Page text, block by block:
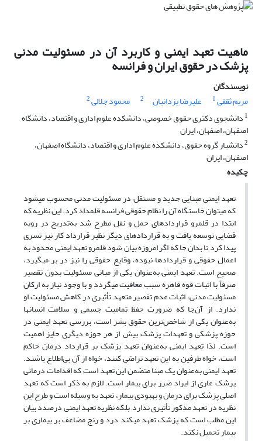
ماهیت تعهد ایمنی و کاربرد آن در مسئولیت مدنی
پزشک در حقوق ایران و فرانسه
نویسندگان
مریم ثقفی1 علیرضا یزدانیان 2 محمود جلالی2
1 دانشجوی دکتری حقوق خصوصی، دانشکده علوم اداری و اقتصاد، دانشگاه
اصفهان، اصفهان، ایران
2دانشیار گروه حقوق، دانشکده علوم اداری و اقتصاد، دانشگاه اصفهان،
اصفهان، ایران
چکیده
تعهد ایمنی مبنایی جدید و مستقل در مسئولیت مدنی محسوب می­شود
که می­توان خاستگاه آن را نظام حقوقی فرانسه قلمداد کرد. این نظریه که
ابتدا در قلمرو قراردادهای حمل و نقل مطرح شد به‌تدریج در رویه
قضایی توسعه یافت و به قراردادهای دیگر نظیر قرارداد کار نیز تسری
پیدا کرد تا بدان جا که اگر امروزه بیان شود قلمرو تعهد ایمنی محدود به
اعمال حقوقی و قراردادها نبوده، وقایع حقوقی را نیز در بر می­گیرد،
صحیح است. تعهد ایمنی به‌عنوان یکی از مبانی مسئولیت بدون تقصیر
صرفاً با اثبات قوه قاهره سبب معافیت می­گردد و با وجود نیاز به ارکان
مسئولیت مدنی، اثبات عدم تقصیر متعهد تأثیری در کاهش مسئولیت او
ندارد. از آن‌جا که ضرورت حفظ تمامیت جسمی و سلامت انسان­ها
به‌عنوان یکی از شاخص‌‌ترین حقوق بشر است، بررسی تعهد ایمنی در
حوزه پزشکی و تعهدات پزشک بیش از هر حوزه دیگری حایز اهمیت
است. لذا تعهد ایمنی به‌عنوان تعهد پزشک بر قرارداد درمان حاکم
است، خواه طرفین به این تعهد تراضی کنند، خواه از آن بی‌اطلاع باشند.
تعهد ایمنی به‌عنوان یک مبنا متضمن این تعهد است که اقدامات درمانی
پرشک عاری از ایراد ضرر برای بیمار است. لازم به ذکر است که تعهد
اصلی پزشک برای درمان و بهبودی بیمار، تعهد به وسیله است و طرح این
نظریه در تعهد مذکور تأثیری ندارد, بلکه نظریه تعهد ایمنی درصدد بیان
این مطلب است که پزشک تعهد می­کند درد و رنج مضاعف بر بیماری بر
بیمار تحمیل نکند.